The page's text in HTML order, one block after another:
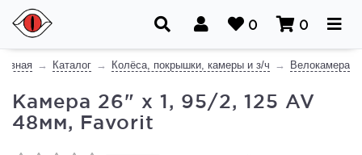
0 0
Каталог Колёса, покрышки, камеры и з/ч Велокамера
Камера 26" x 1, 95/2, 125 AV
48мм, Favorit